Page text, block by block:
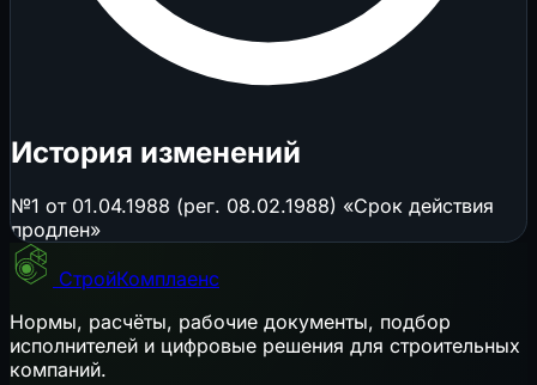
История изменений
№1 от 01.04.1988 (рег. 08.02.1988) «Срок действия
продлен»
СтройКомплаенс
Нормы, расчёты, рабочие документы, подбор
исполнителей и цифровые решения для строительных
компаний.